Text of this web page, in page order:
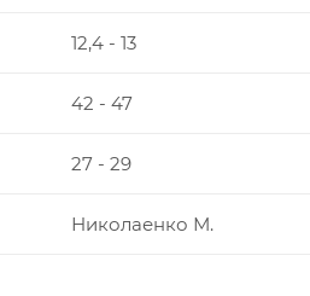
12,4 - 13
42 - 47
27 - 29
Николаенко М.